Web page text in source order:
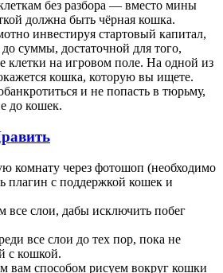
без разбора — вместо мины
должна быть чёрная кошка.
инвестируя стартовый капитал,
до суммы, достаточной для того,
клетки на игровом поле. На одной из
кошка, которую вы ищете.
и не попасть в тюрьму,
до кошек.
комнату через фотошоп (необходимо
плагин с поддержкой кошек и
все слои, дабы исключить побег
все слои до тех пор, пока не
с кошкой.
вам способом рисуем вокруг кошки